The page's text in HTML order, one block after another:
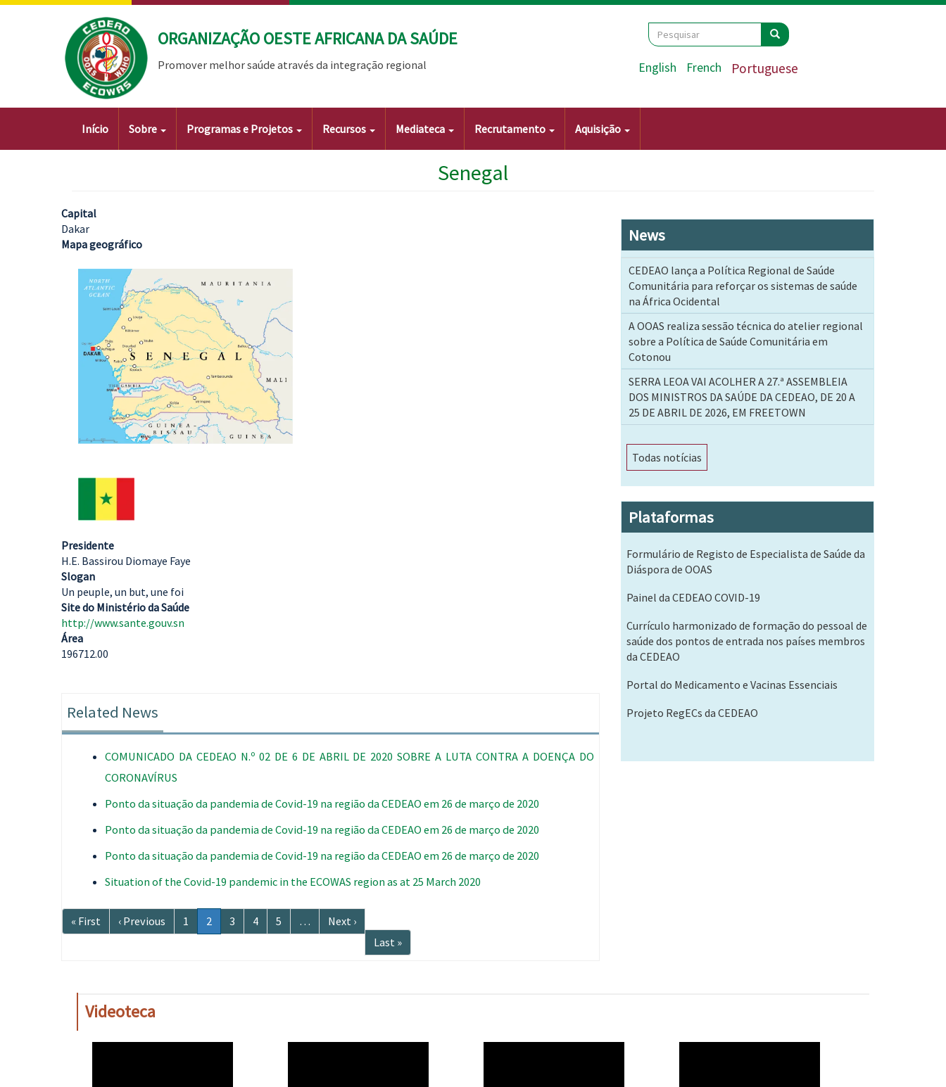
Passar
ORGANIZAÇÃO OESTE AFRICANA DA SAÚDE
Promover melhor saúde através da integração regional
Search
Pesquisar Pesquisar
English French Portuguese
Main
Início Sobre Programas e Projetos Recursos Mediateca Recrutamento Aquisição
Senegal
Capital
Dakar
Mapa geográfico
Imagem
Presidente
H.E. Bassirou Diomaye Faye
Slogan
Un peuple, un but, une foi
Site do Ministério da Saúde
http://www.sante.gouv.sn
Área
196712.00
Related News
COMUNICADO DA CEDEAO N.º 02 DE 6 DE ABRIL DE 2020 SOBRE A LUTA CONTRA A DOENÇA DO
CORONAVÍRUS
Ponto da situação da pandemia de Covid-19 na região da CEDEAO em 26 de março de 2020
Ponto da situação da pandemia de Covid-19 na região da CEDEAO em 26 de março de 2020
Ponto da situação da pandemia de Covid-19 na região da CEDEAO em 26 de março de 2020
Situation of the Covid-19 pandemic in the ECOWAS region as at 25 March 2020
Paginação
Primeira
página
« First
Página
anterior
‹ Previous Página
1
Página
atual
2 Página
3 Página
4 Página
5 …
Próxima
página
Next ›
Última
página
Last »
News
CEDEAO lança a Política Regional de Saúde
Comunitária para reforçar os sistemas de saúde
na África Ocidental
A OOAS realiza sessão técnica do atelier regional
sobre a Política de Saúde Comunitária em
Cotonou
SERRA LEOA VAI ACOLHER A 27.ª ASSEMBLEIA
DOS MINISTROS DA SAÚDE DA CEDEAO, DE 20 A
25 DE ABRIL DE 2026, EM FREETOWN
Todas notícias
Plataformas
Formulário de Registo de Especialista de Saúde da
Diáspora de OOAS
Painel da CEDEAO COVID-19
Currículo harmonizado de formação do pessoal de
saúde dos pontos de entrada nos países membros
da CEDEAO
Portal do Medicamento e Vacinas Essenciais
Projeto RegECs da CEDEAO
Videoteca